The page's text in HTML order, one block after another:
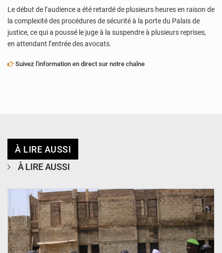
Le début de l’audience a été retardé de plusieurs heures en raison de
la complexité des procédures de sécurité à la porte du Palais de
justice, ce qui a poussé le juge à la suspendre à plusieurs reprises,
en attendant l’entrée des avocats.
Suivez l'information en direct sur notre chaîne
À LIRE AUSSI
À LIRE AUSSI